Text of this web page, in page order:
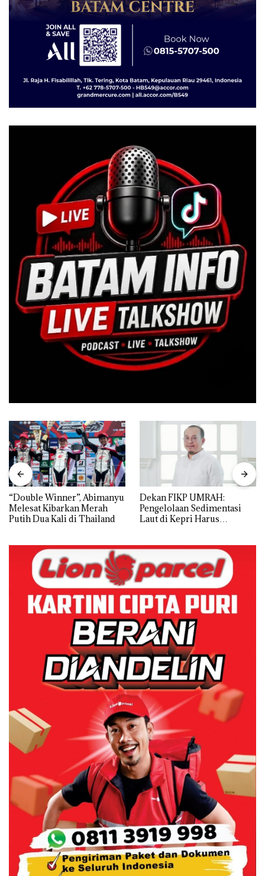
“Double Winner”, Abimanyu
Melesat Kibarkan Merah
Putih Dua Kali di Thailand
Dekan FIKP UMRAH:
Pengelolaan Sedimentasi
Laut di Kepri Harus
dengan Konservasi